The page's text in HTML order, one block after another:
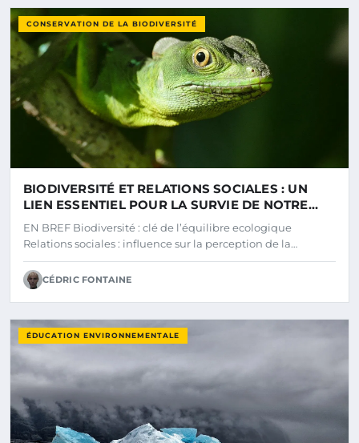
CONSERVATION DE LA BIODIVERSITÉ
BIODIVERSITÉ ET RELATIONS SOCIALES : UN
LIEN ESSENTIEL POUR LA SURVIE DE NOTRE
PLANÈTE
EN BREF Biodiversité : clé de l’équilibre ecologique
Relations sociales : influence sur la perception de la…
CÉDRIC FONTAINE
ÉDUCATION ENVIRONNEMENTALE